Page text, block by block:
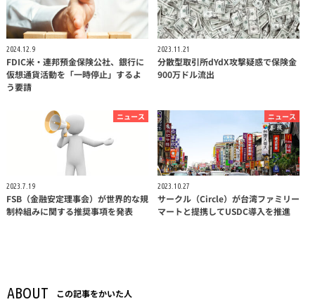
2024.12.9
FDIC米・連邦預金保険公社、銀行に
仮想通貨活動を「一時停止」するよ
う要請
2023.11.21
分散型取引所dYdX攻撃疑惑で保険金
900万ドル流出
ニュース
2023.7.19
FSB（金融安定理事会）が世界的な規
制枠組みに関する推奨事項を発表
ニュース
2023.10.27
サークル（Circle）が台湾ファミリー
マートと提携してUSDC導入を推進
ABOUT この記事をかいた人